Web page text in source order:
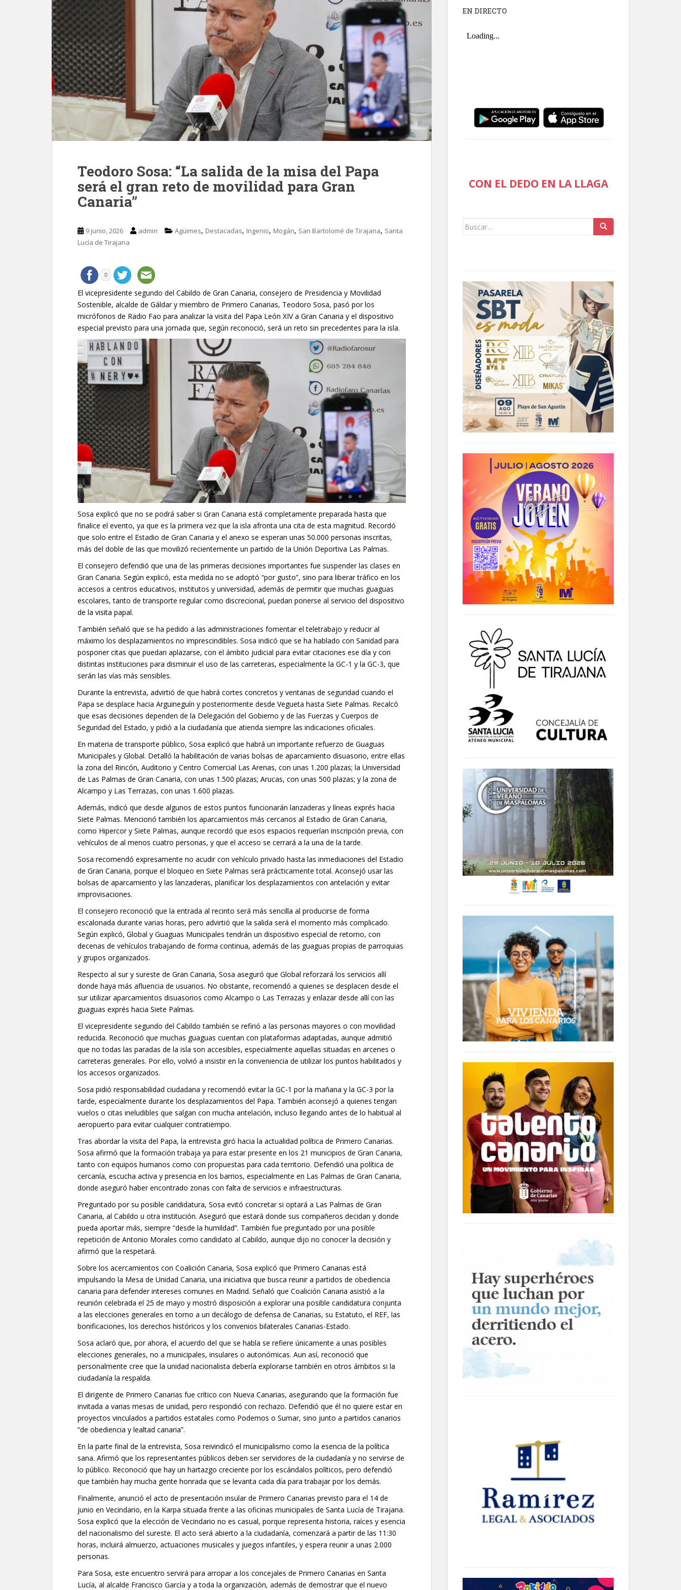
Teodoro Sosa: “La salida de la misa del Papa
será el gran reto de movilidad para Gran
Canaria”
9 junio, 2026 admin Agüimes, Destacadas, Ingenio, Mogán, San Bartolomé de Tirajana, Santa
Lucía de Tirajana
0
El vicepresidente segundo del Cabildo de Gran Canaria, consejero de Presidencia y Movilidad
Sostenible, alcalde de Gáldar y miembro de Primero Canarias, Teodoro Sosa, pasó por los
micrófonos de Radio Fao para analizar la visita del Papa León XIV a Gran Canaria y el dispositivo
especial previsto para una jornada que, según reconoció, será un reto sin precedentes para la isla.
Sosa explicó que no se podrá saber si Gran Canaria está completamente preparada hasta que
finalice el evento, ya que es la primera vez que la isla afronta una cita de esta magnitud. Recordó
que solo entre el Estadio de Gran Canaria y el anexo se esperan unas 50.000 personas inscritas,
más del doble de las que movilizó recientemente un partido de la Unión Deportiva Las Palmas.
El consejero defendió que una de las primeras decisiones importantes fue suspender las clases en
Gran Canaria. Según explicó, esta medida no se adoptó “por gusto”, sino para liberar tráfico en los
accesos a centros educativos, institutos y universidad, además de permitir que muchas guaguas
escolares, tanto de transporte regular como discrecional, puedan ponerse al servicio del dispositivo
de la visita papal.
También señaló que se ha pedido a las administraciones fomentar el teletrabajo y reducir al
máximo los desplazamientos no imprescindibles. Sosa indicó que se ha hablado con Sanidad para
posponer citas que puedan aplazarse, con el ámbito judicial para evitar citaciones ese día y con
distintas instituciones para disminuir el uso de las carreteras, especialmente la GC-1 y la GC-3, que
serán las vías más sensibles.
Durante la entrevista, advirtió de que habrá cortes concretos y ventanas de seguridad cuando el
Papa se desplace hacia Arguineguín y posteriormente desde Vegueta hasta Siete Palmas. Recalcó
que esas decisiones dependen de la Delegación del Gobierno y de las Fuerzas y Cuerpos de
Seguridad del Estado, y pidió a la ciudadanía que atienda siempre las indicaciones oficiales.
En materia de transporte público, Sosa explicó que habrá un importante refuerzo de Guaguas
Municipales y Global. Detalló la habilitación de varias bolsas de aparcamiento disuasorio, entre ellas
la zona del Rincón, Auditorio y Centro Comercial Las Arenas, con unas 1.200 plazas; la Universidad
de Las Palmas de Gran Canaria, con unas 1.500 plazas; Arucas, con unas 500 plazas; y la zona de
Alcampo y Las Terrazas, con unas 1.600 plazas.
Además, indicó que desde algunos de estos puntos funcionarán lanzaderas y líneas exprés hacia
Siete Palmas. Mencionó también los aparcamientos más cercanos al Estadio de Gran Canaria,
como Hipercor y Siete Palmas, aunque recordó que esos espacios requerían inscripción previa, con
vehículos de al menos cuatro personas, y que el acceso se cerrará a la una de la tarde.
Sosa recomendó expresamente no acudir con vehículo privado hasta las inmediaciones del Estadio
de Gran Canaria, porque el bloqueo en Siete Palmas será prácticamente total. Aconsejó usar las
bolsas de aparcamiento y las lanzaderas, planificar los desplazamientos con antelación y evitar
improvisaciones.
El consejero reconoció que la entrada al recinto será más sencilla al producirse de forma
escalonada durante varias horas, pero advirtió que la salida será el momento más complicado.
Según explicó, Global y Guaguas Municipales tendrán un dispositivo especial de retorno, con
decenas de vehículos trabajando de forma continua, además de las guaguas propias de parroquias
y grupos organizados.
Respecto al sur y sureste de Gran Canaria, Sosa aseguró que Global reforzará los servicios allí
donde haya más afluencia de usuarios. No obstante, recomendó a quienes se desplacen desde el
sur utilizar aparcamientos disuasorios como Alcampo o Las Terrazas y enlazar desde allí con las
guaguas exprés hacia Siete Palmas.
El vicepresidente segundo del Cabildo también se refirió a las personas mayores o con movilidad
reducida. Reconoció que muchas guaguas cuentan con plataformas adaptadas, aunque admitió
que no todas las paradas de la isla son accesibles, especialmente aquellas situadas en arcenes o
carreteras generales. Por ello, volvió a insistir en la conveniencia de utilizar los puntos habilitados y
los accesos organizados.
Sosa pidió responsabilidad ciudadana y recomendó evitar la GC-1 por la mañana y la GC-3 por la
tarde, especialmente durante los desplazamientos del Papa. También aconsejó a quienes tengan
vuelos o citas ineludibles que salgan con mucha antelación, incluso llegando antes de lo habitual al
aeropuerto para evitar cualquier contratiempo.
Tras abordar la visita del Papa, la entrevista giró hacia la actualidad política de Primero Canarias.
Sosa afirmó que la formación trabaja ya para estar presente en los 21 municipios de Gran Canaria,
tanto con equipos humanos como con propuestas para cada territorio. Defendió una política de
cercanía, escucha activa y presencia en los barrios, especialmente en Las Palmas de Gran Canaria,
donde aseguró haber encontrado zonas con falta de servicios e infraestructuras.
Preguntado por su posible candidatura, Sosa evitó concretar si optará a Las Palmas de Gran
Canaria, al Cabildo u otra institución. Aseguró que estará donde sus compañeros decidan y donde
pueda aportar más, siempre “desde la humildad”. También fue preguntado por una posible
repetición de Antonio Morales como candidato al Cabildo, aunque dijo no conocer la decisión y
afirmó que la respetará.
Sobre los acercamientos con Coalición Canaria, Sosa explicó que Primero Canarias está
impulsando la Mesa de Unidad Canaria, una iniciativa que busca reunir a partidos de obediencia
canaria para defender intereses comunes en Madrid. Señaló que Coalición Canaria asistió a la
reunión celebrada el 25 de mayo y mostró disposición a explorar una posible candidatura conjunta
a las elecciones generales en torno a un decálogo de defensa de Canarias, su Estatuto, el REF, las
bonificaciones, los derechos históricos y los convenios bilaterales Canarias-Estado.
Sosa aclaró que, por ahora, el acuerdo del que se habla se refiere únicamente a unas posibles
elecciones generales, no a municipales, insulares o autonómicas. Aun así, reconoció que
personalmente cree que la unidad nacionalista debería explorarse también en otros ámbitos si la
ciudadanía la respalda.
El dirigente de Primero Canarias fue crítico con Nueva Canarias, asegurando que la formación fue
invitada a varias mesas de unidad, pero respondió con rechazo. Defendió que él no quiere estar en
proyectos vinculados a partidos estatales como Podemos o Sumar, sino junto a partidos canarios
“de obediencia y lealtad canaria”.
En la parte final de la entrevista, Sosa reivindicó el municipalismo como la esencia de la política
sana. Afirmó que los representantes públicos deben ser servidores de la ciudadanía y no servirse de
lo público. Reconoció que hay un hartazgo creciente por los escándalos políticos, pero defendió
que también hay mucha gente honrada que se levanta cada día para trabajar por los demás.
Finalmente, anunció el acto de presentación insular de Primero Canarias previsto para el 14 de
junio en Vecindario, en la Karpa situada frente a las oficinas municipales de Santa Lucía de Tirajana.
Sosa explicó que la elección de Vecindario no es casual, porque representa historia, raíces y esencia
del nacionalismo del sureste. El acto será abierto a la ciudadanía, comenzará a partir de las 11:30
horas, incluirá almuerzo, actuaciones musicales y juegos infantiles, y espera reunir a unas 2.000
personas.
Para Sosa, este encuentro servirá para arropar a los concejales de Primero Canarias en Santa
Lucía, al alcalde Francisco García y a toda la organización, además de demostrar que el nuevo
EN DIRECTO
CON EL DEDO EN LA LLAGA
Buscar: